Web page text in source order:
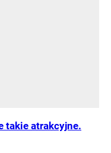
takie atrakcyjne.